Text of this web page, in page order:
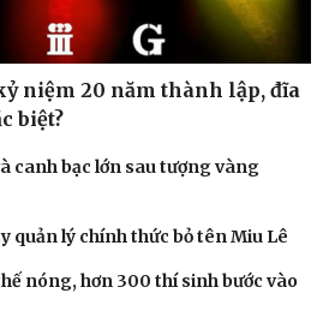
Sao Việt
niệm 20 năm thành lập, đĩa
biệt?
canh bạc lớn sau tượng vàng
quản lý chính thức bỏ tên Miu Lê
nóng, hơn 300 thí sinh bước vào